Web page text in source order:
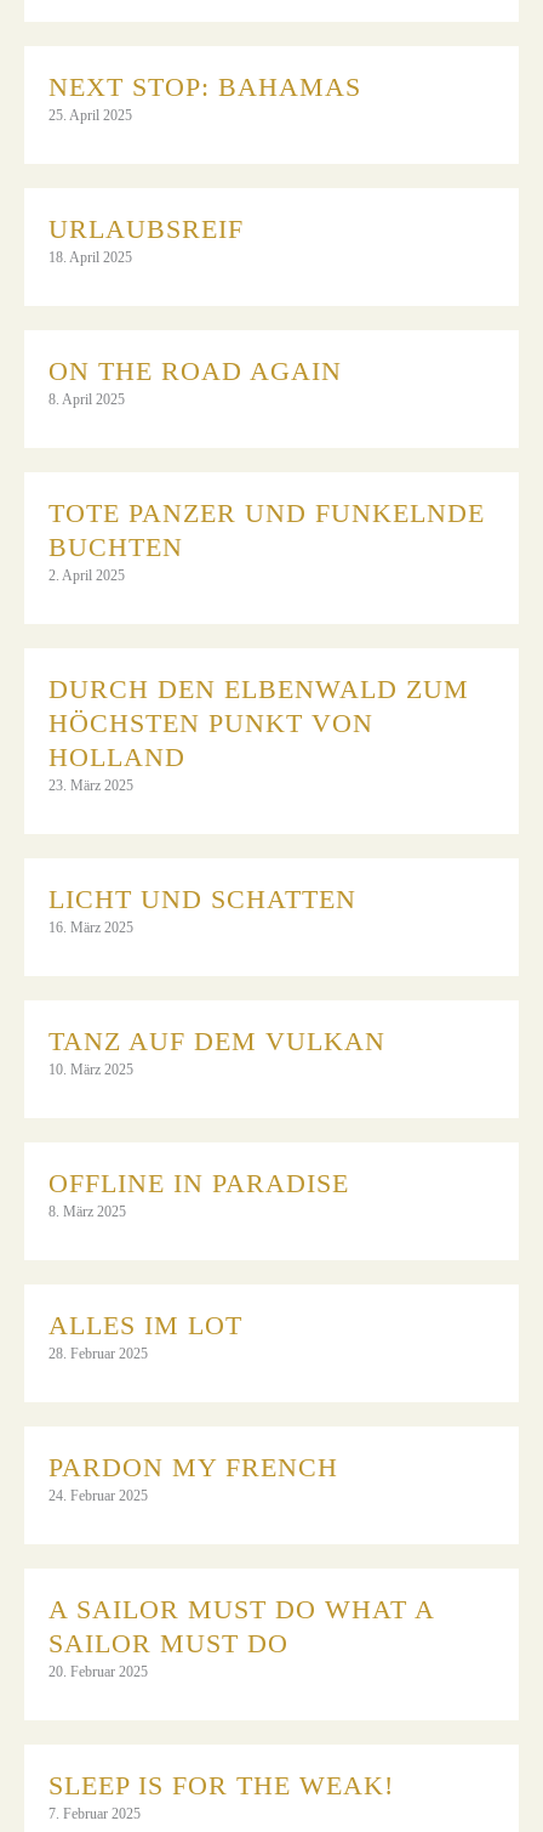
NEXT STOP: BAHAMAS
25. April 2025
URLAUBSREIF
18. April 2025
ON THE ROAD AGAIN
8. April 2025
TOTE PANZER UND FUNKELNDE
BUCHTEN
2. April 2025
DURCH DEN ELBENWALD ZUM
HÖCHSTEN PUNKT VON
HOLLAND
23. März 2025
LICHT UND SCHATTEN
16. März 2025
TANZ AUF DEM VULKAN
10. März 2025
OFFLINE IN PARADISE
8. März 2025
ALLES IM LOT
28. Februar 2025
PARDON MY FRENCH
24. Februar 2025
A SAILOR MUST DO WHAT A
SAILOR MUST DO
20. Februar 2025
SLEEP IS FOR THE WEAK!
7. Februar 2025